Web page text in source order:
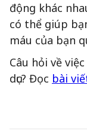
động khác
có thể giúp
máu của bạn
Câu hỏi về
dục? Đọc bài